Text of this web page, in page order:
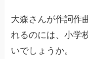
大森さんが作詞作
れるのには、小学
いでしょうか。